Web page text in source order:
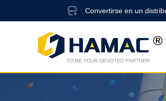
Convertirse en un